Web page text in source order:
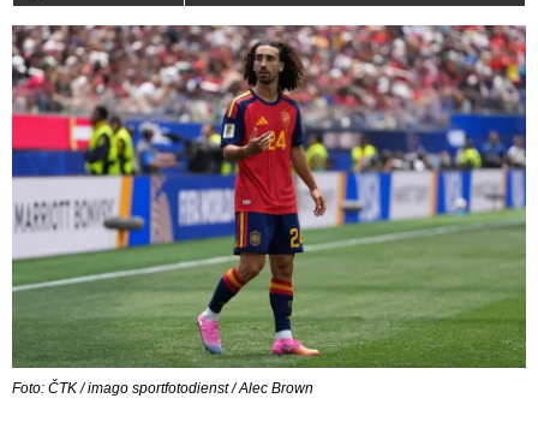
Foto: ČTK / imago sportfotodienst / Alec Brown